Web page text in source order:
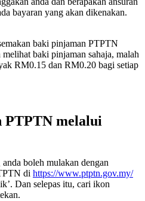
bayaran yang akan dikenakan.
baki pinjaman PTPTN
melihat baki pinjaman sahaja, malah
RM0.15 dan RM0.20 bagi setiap
PTPTN melalui
anda boleh mulakan dengan
di https://www.ptptn.gov.my/
Dan selepas itu, cari ikon